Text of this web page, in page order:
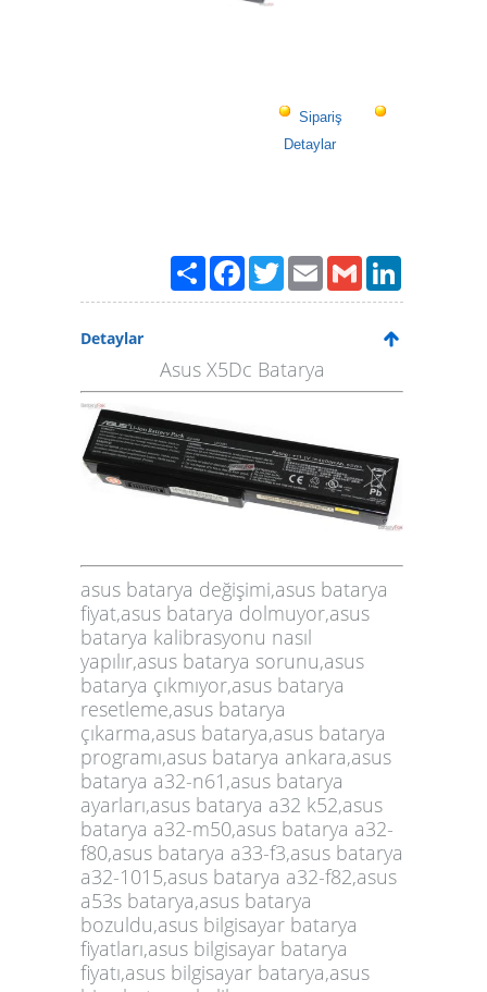
Sipariş
Detaylar
PaylaşFacebook
TwitterEmailGmail
Detaylar
Asus X5Dc Batarya
asus batarya değişimi,asus batarya
fiyat,asus batarya dolmuyor,asus
batarya kalibrasyonu nasıl
yapılır,asus batarya sorunu,asus
batarya çıkmıyor,asus batarya
resetleme,asus batarya
çıkarma,asus batarya,asus batarya
programı,asus batarya ankara,asus
batarya a32-n61,asus batarya
ayarları,asus batarya a32 k52,asus
batarya a32-m50,asus batarya a32-
f80,asus batarya a33-f3,asus batarya
a32-1015,asus batarya a32-f82,asus
a53s batarya,asus batarya
bozuldu,asus bilgisayar batarya
fiyatları,asus bilgisayar batarya
fiyatı,asus bilgisayar batarya,asus